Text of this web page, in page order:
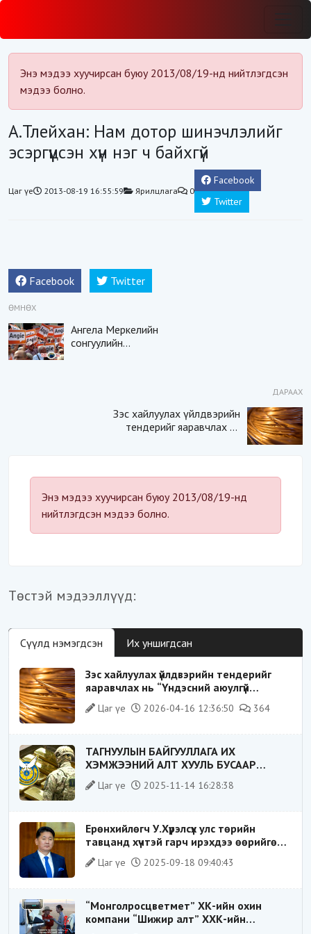
Энэ мэдээ хуучирсан буюу 2013/08/19-нд нийтлэгдсэн
мэдээ болно.
А.Тлейхан: Нам дотор шинэчлэлийг
эсэргүүцсэн хүн нэг ч байхгүй
Цаг үе 2013-08-19 16:55:59 Ярилцлага 0
Facebook
Twitter
Facebook Twitter
ӨМНӨХ
Ангела Меркелийн
сонгуулийн
ДАРААХ
Зэс хайлуулах үйлдвэрийн
тендерийг яаравчлах нь
Энэ мэдээ хуучирсан буюу 2013/08/19-нд
нийтлэгдсэн мэдээ болно.
Төстэй мэдээллүүд:
Сүүлд нэмэгдсэн Их уншигдсан
Зэс хайлуулах үйлдвэрийн тендерийг
яаравчлах нь “Үндэсний аюулгүй
байдал“-д эрсдэлтэй юу?
Цаг үе 2026-04-16 12:36:50 364
ТАГНУУЛЫН БАЙГУУЛЛАГА ИХ
ХЭМЖЭЭНИЙ АЛТ ХУУЛЬ БУСААР
ХИЛЭЭР ГАРГАХ ГЭЖ БАЙСАН
ҮЙЛДЛИЙГ ТАСЛАН ЗОГСООЛОО
Цаг үе 2025-11-14 16:28:38
Ерөнхийлөгч У.Хүрэлсүх улс төрийн
тавцанд хүчтэй гарч ирэхдээ өөрийгөө
шударга ёсны төлөө тэмцэгч, “хуучин
тогтолцооны хонгилыг нураагч” гэсэн
Цаг үе 2025-09-18 09:40:43
“Монголросцветмет” ХК-ийн охин
компани “Шижир алт” ХХК-ийн